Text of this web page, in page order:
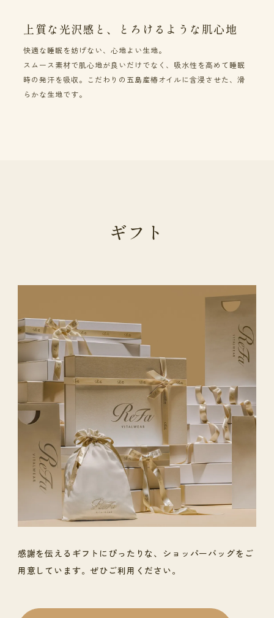
上質な光沢感と、とろけるような肌心地
快適な睡眠を妨げない、心地よい生地。
スムース素材で肌心地が良いだけでなく、吸水性を高めて睡眠
時の発汗を吸収。こだわりの五島産椿オイルに含浸させた、滑
らかな生地です。
ギフト
感謝を伝えるギフトにぴったりな、ショッパーバッグをご
用意しています。ぜひご利用ください。